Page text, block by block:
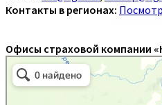
Контакты в регионах:
Офисы страховой компании